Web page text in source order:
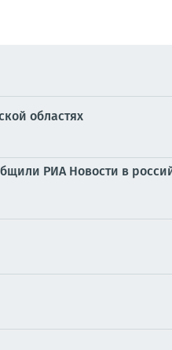
областях
РИА Новости в